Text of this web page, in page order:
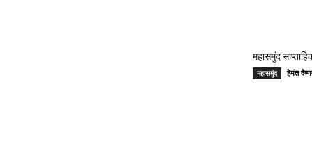
महासमुंद
महासमुंद हेमंत